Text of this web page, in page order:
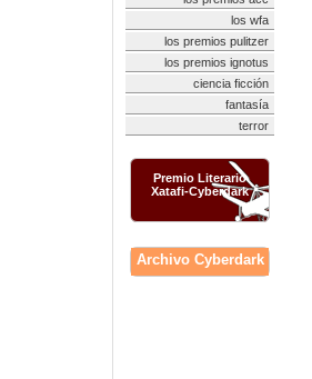
los wfa
los premios pulitzer
los premios ignotus
ciencia ficción
fantasía
terror
Premio Literario
Xatafi-Cyberdark
Archivo Cyberdark